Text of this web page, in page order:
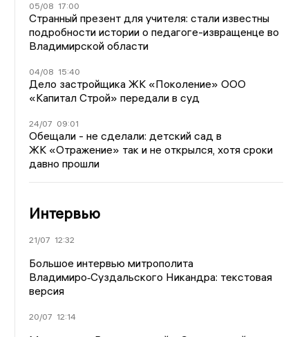
05/08 17:00
Странный презент для учителя: стали известны
подробности истории о педагоге-извращенце во
Владимирской области
04/08 15:40
Дело застройщика ЖК «Поколение» ООО
«Капитал Строй» передали в суд
24/07 09:01
Обещали - не сделали: детский сад в
ЖК «Отражение» так и не открылся, хотя сроки
давно прошли
Интервью
21/07 12:32
Большое интервью митрополита
Владимиро‑Суздальского Никандра: текстовая
версия
20/07 12:14